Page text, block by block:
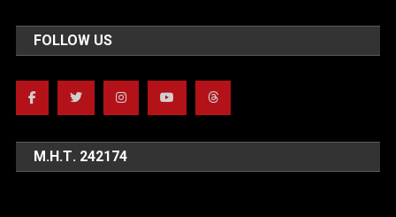
FOLLOW US
Μ.Η.Τ. 242174